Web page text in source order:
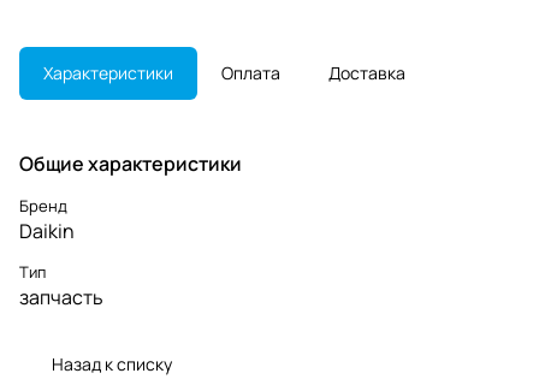
Характеристики Оплата Доставка
Общие характеристики
Бренд
Daikin
Тип
запчасть
Назад к списку